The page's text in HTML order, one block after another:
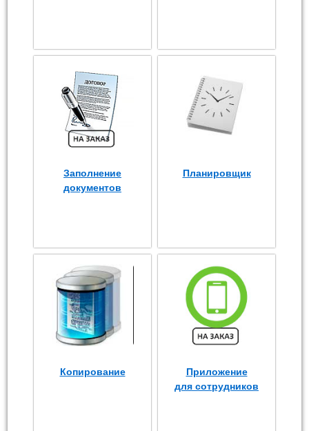
Заполнение
документов
Планировщик
Копирование
Приложение
для сотрудников